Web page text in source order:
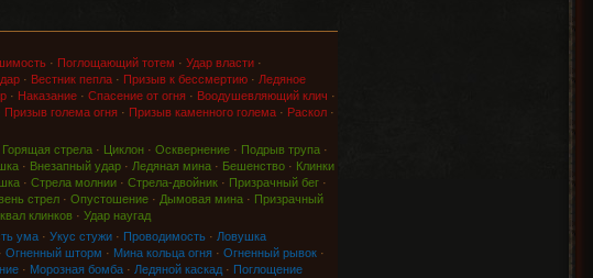
· Поглощающий тотем · Удар власти·
· Вестник пепла· Призыв к бессмертию· Ледяное
· Наказание· Спасение от огня· Воодушевляющий клич ·
Призыв голема огня· Призыв каменного голема· Раскол·
Горящая стрела· Циклон· Осквернение· Подрыв трупа·
· Внезапный удар· Ледяная мина· Бешенство· Клинки
· Стрела молнии· Стрела-двойник· Призрачный бег·
стрел· Опустошение· Дымовая мина· Призрачный
клинков· Удар наугад
ума· Укус стужи· Проводимость· Ловушка
Огненный шторм · Мина кольца огня· Огненный рывок·
· Морозная бомба· Ледяной каскад· Поглощение